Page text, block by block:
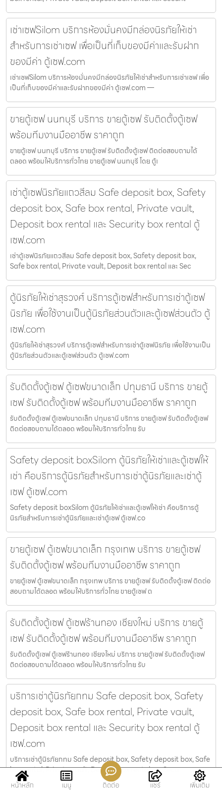
เช่าเซฟSilom บริการห้องมั่นคงมีกล่องนิรภัยให้เช่า
สำหรับการเช่าเซฟ เพื่อเป็นที่เก็บของมีค่าและรับฝาก
ของมีค่า ตู้เซฟ.com
เช่าเซฟSilom บริการห้องมั่นคงมีกล่องนิรภัยให้เช่าสำหรับการเช่าเซฟ เพื่อ
เป็นที่เก็บของมีค่าและรับฝากของมีค่า ตู้เซฟ.com —
ขายตู้เซฟ นนทบุรี บริการ ขายตู้เซฟ รับติดตั้งตู้เซฟ
พร้อมทีมงานมืออาชีพ ราคาถูก
ขายตู้เซฟ นนทบุรี บริการ ขายตู้เซฟ รับติดตั้งตู้เซฟ ติดต่อสอบถามได้
ตลอด พร้อมให้บริการทั่วไทย ขายตู้เซฟ นนทบุรี โดย ตู้เ
เช่าตู้เซฟนิรภัยแถวสีลม Safe deposit box, Safety
deposit box, Safe box rental, Private vault,
Deposit box rental และ Security box rental ตู้
เซฟ.com
เช่าตู้เซฟนิรภัยแถวสีลม Safe deposit box, Safety deposit box,
Safe box rental, Private vault, Deposit box rental และ Sec
ตู้นิรภัยให้เช่าสุรวงศ์ บริการตู้เซฟสำหรับการเช่าตู้เซฟ
นิรภัย เพื่อใช้งานเป็นตู้นิรภัยส่วนตัวและตู้เซฟส่วนตัว ตู้
เซฟ.com
ตู้นิรภัยให้เช่าสุรวงศ์ บริการตู้เซฟสำหรับการเช่าตู้เซฟนิรภัย เพื่อใช้งานเป็น
ตู้นิรภัยส่วนตัวและตู้เซฟส่วนตัว ตู้เซฟ.com
รับติดตั้งตู้เซฟ ตู้เซฟขนาดเล็ก ปทุมธานี บริการ ขายตู้
เซฟ รับติดตั้งตู้เซฟ พร้อมทีมงานมืออาชีพ ราคาถูก
รับติดตั้งตู้เซฟ ตู้เซฟขนาดเล็ก ปทุมธานี บริการ ขายตู้เซฟ รับติดตั้งตู้เซฟ
ติดต่อสอบถามได้ตลอด พร้อมให้บริการทั่วไทย รับ
Safety deposit boxSilom ตู้นิรภัยให้เช่าและตู้เซฟให้
เช่า คือบริการตู้นิรภัยสำหรับการเช่าตู้นิรภัยและเช่าตู้
เซฟ ตู้เซฟ.com
Safety deposit boxSilom ตู้นิรภัยให้เช่าและตู้เซฟให้เช่า คือบริการตู้
นิรภัยสำหรับการเช่าตู้นิรภัยและเช่าตู้เซฟ ตู้เซฟ.co
ขายตู้เซฟ ตู้เซฟขนาดเล็ก กรุงเทพ บริการ ขายตู้เซฟ
รับติดตั้งตู้เซฟ พร้อมทีมงานมืออาชีพ ราคาถูก
ขายตู้เซฟ ตู้เซฟขนาดเล็ก กรุงเทพ บริการ ขายตู้เซฟ รับติดตั้งตู้เซฟ ติดต่อ
สอบถามได้ตลอด พร้อมให้บริการทั่วไทย ขายตู้เซฟ ต
รับติดตั้งตู้เซฟ ตู้เซฟร้านทอง เชียงใหม่ บริการ ขายตู้
เซฟ รับติดตั้งตู้เซฟ พร้อมทีมงานมืออาชีพ ราคาถูก
รับติดตั้งตู้เซฟ ตู้เซฟร้านทอง เชียงใหม่ บริการ ขายตู้เซฟ รับติดตั้งตู้เซฟ
ติดต่อสอบถามได้ตลอด พร้อมให้บริการทั่วไทย รับ
บริการเช่าตู้นิรภัยกทม Safe deposit box, Safety
deposit box, Safe box rental, Private vault,
Deposit box rental และ Security box rental ตู้
เซฟ.com
บริการเช่าตู้นิรภัยกทม Safe deposit box, Safety deposit box, Safe
box rental, Private vault, Deposit box rental และ Secu
หน้าหลัก
เมนู ติดต่อ แชร์ เพิ่มเติม